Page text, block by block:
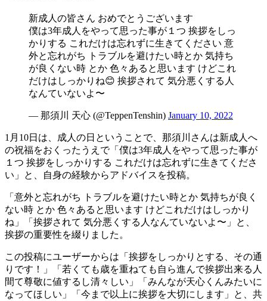
新成人の皆さん おめでとうございます
僕は3年成人をやって思った事が１つ 挨拶をしっ
かりする これだけは忘れずに生きてください 意
外と忘れがち トラブルを避けたい時とか 気持ち
が良くない時 とか 色々あると思います けどこれ
だけはしっかりね😊 挨拶されて 気分悪くする人
なんていないよ〜
— 那須川 天心 (@TeppenTenshin) January 10, 2022
1月10日は、成人の日ということで、那須川さんは新成人へ
の祝福をおくったうえで「僕は3年成人をやって思った事が
１つ 挨拶をしっかりする これだけは忘れずに生きてくださ
い」と、自身の経験からアドバイスを投稿。
「意外と忘れがち トラブルを避けたい時とか 気持ちが良く
ない時 とか 色々あると思います けどこれだけはしっかり
ね」「挨拶されて 気分悪くする人なんていないよ〜」と、
挨拶の重要性を綴りました。
この投稿にユーザーからは「挨拶をしっかりとする、その通
りです！」「若くても歳を重ねても自ら進んで挨拶出来る人
間て尊敬に値するし清々しい」「みんなが天心くんみたいに
なってほしい」「今まで以上に挨拶を大切にします」と、共